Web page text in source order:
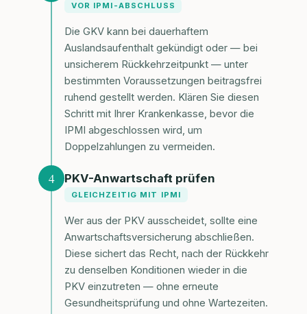
VOR IPMI-ABSCHLUSS
Die GKV kann bei dauerhaftem
Auslandsaufenthalt gekündigt oder — bei
unsicherem Rückkehrzeitpunkt — unter
bestimmten Voraussetzungen beitragsfrei
ruhend gestellt werden. Klären Sie diesen
Schritt mit Ihrer Krankenkasse, bevor die
IPMI abgeschlossen wird, um
Doppelzahlungen zu vermeiden.
4 PKV-Anwartschaft prüfen
GLEICHZEITIG MIT IPMI
Wer aus der PKV ausscheidet, sollte eine
Anwartschaftsversicherung abschließen.
Diese sichert das Recht, nach der Rückkehr
zu denselben Konditionen wieder in die
PKV einzutreten — ohne erneute
Gesundheitsprüfung und ohne Wartezeiten.